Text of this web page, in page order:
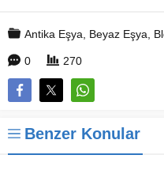
Antika Eşya, Beyaz Eşya,
0 270
Benzer Konular